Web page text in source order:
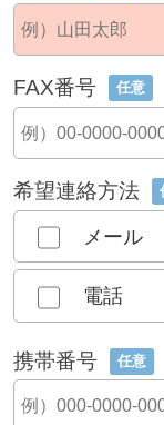
FAX番号 任意
希望連絡方法
メール
電話
携帯番号 任意